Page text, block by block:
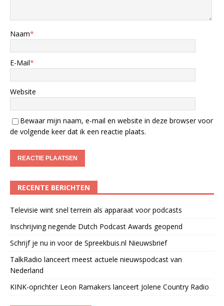
Naam*
E-Mail*
Website
Bewaar mijn naam, e-mail en website in deze browser voor
de volgende keer dat ik een reactie plaats.
RECENTE BERICHTEN
Televisie wint snel terrein als apparaat voor podcasts
Inschrijving negende Dutch Podcast Awards geopend
Schrijf je nu in voor de Spreekbuis.nl Nieuwsbrief
TalkRadio lanceert meest actuele nieuwspodcast van
Nederland
KINK-oprichter Leon Ramakers lanceert Jolene Country Radio